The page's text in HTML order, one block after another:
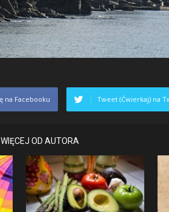
na Facebooku Tweet (Ćwierkaj) na
WIĘCEJ OD AUTORA